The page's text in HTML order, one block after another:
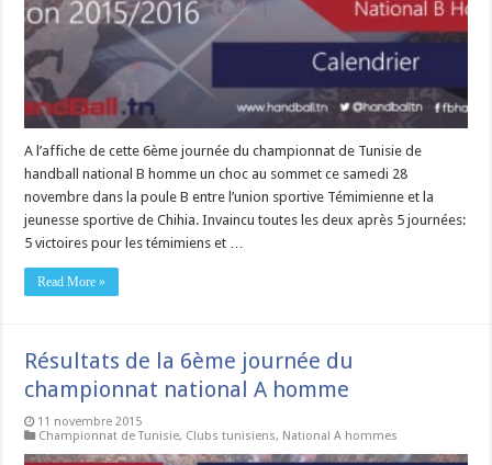
A l’affiche de cette 6ème journée du championnat de Tunisie de
handball national B homme un choc au sommet ce samedi 28
novembre dans la poule B entre l’union sportive Témimienne et la
jeunesse sportive de Chihia. Invaincu toutes les deux après 5 journées:
5 victoires pour les témimiens et …
Read More »
Résultats de la 6ème journée du
championnat national A homme
11 novembre 2015
Championnat de Tunisie, Clubs tunisiens, National A hommes